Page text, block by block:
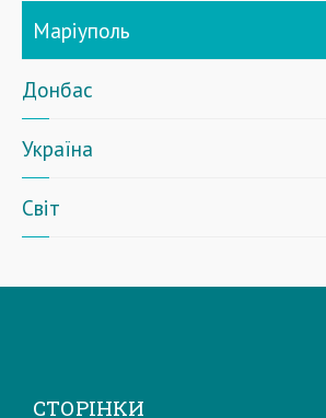
Маріуполь
Донбас
Україна
Світ
СТОРІНКИ